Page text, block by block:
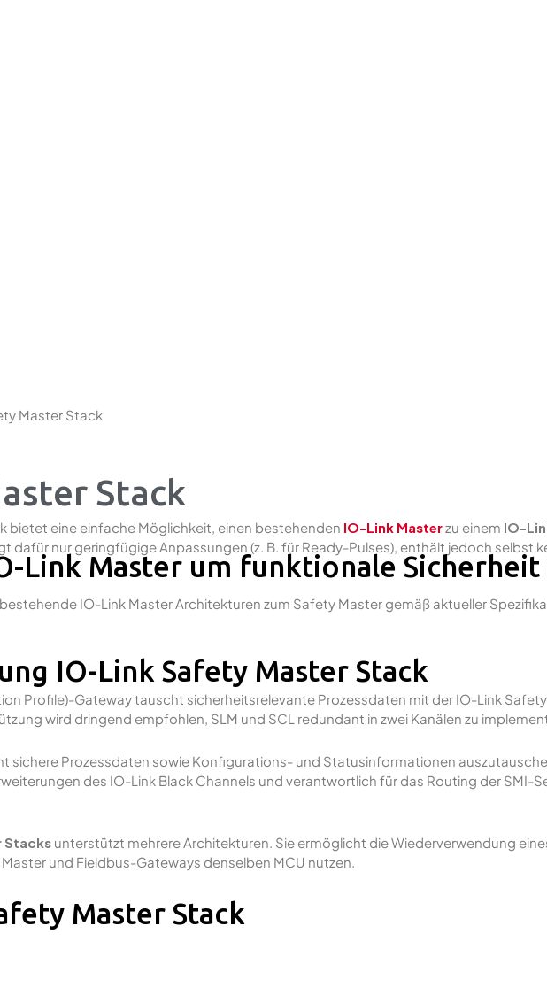
Master Stack
Stack
bietet eine einfache Möglichkeit, einen bestehenden IO-Link Masterzu einem IO-
dafür nur geringfügige Anpassungen (z. B. für Ready-Pulses), enthält jedoch selbst
Link Master um funktionale
IO-Link Master Architekturen zum Safety Master gemäß aktueller
IO-Link Safety Master Stack
Profile)-Gateway tauscht sicherheitsrelevante Prozessdaten mit der IO-Link
wird dringend empfohlen, SLM und SCL redundant in zwei Kanälen zu
sichere Prozessdaten sowie Konfigurations- und Statusinformationen
des IO-Link Black Channels und verantwortlich für das Routing der SMI-
Stacks unterstützt mehrere Architekturen. Sie ermöglicht die Wiederverwendung
und Fieldbus-Gateways denselben MCU nutzen.
Master Stack